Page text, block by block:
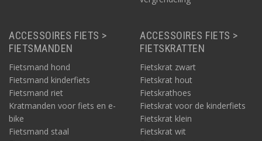
ACCESSOIRES FIETS >
FIETSMANDEN
Fietsmand hond
Fietsmand kinderfiets
Fietsmand riet
Kratmanden voor fiets en e-
bike
Fietsmand staal
ACCESSOIRES FIETS >
FIETSKRATTEN
Fietskrat zwart
Fietskrat hout
Fietskrathoes
Fietskrat voor de kinderfiets
Fietskrat klein
Fietskrat wit